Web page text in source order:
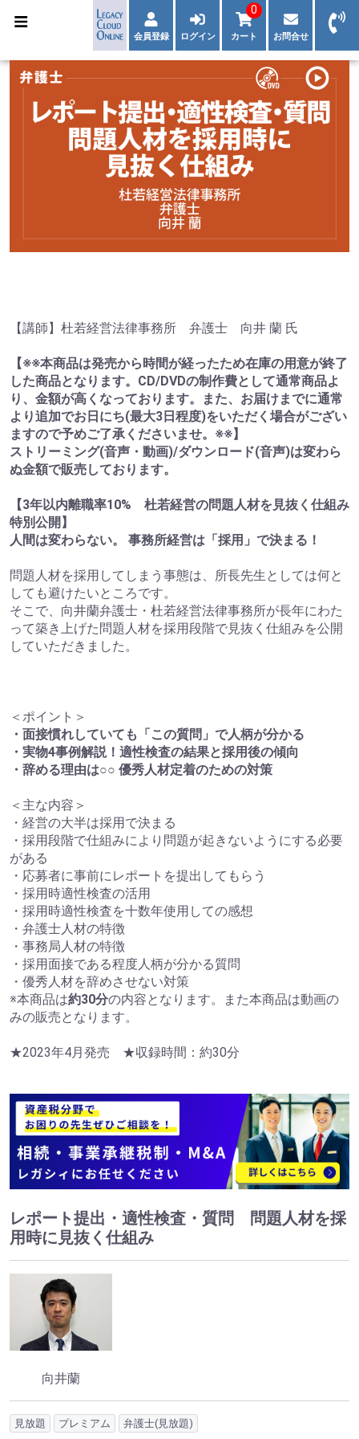
会員登録 ログイン カート
0
お問合せ
【講師】杜若経営法律事務所 弁護士 向井 蘭 氏
【※※本商品は発売から時間が経ったため在庫の用意が終了
した商品となります。CD/DVDの制作費として通常商品よ
り、金額が高くなっております。また、お届けまでに通常
より追加でお日にち(最大3日程度)をいただく場合がござい
ますので予めご了承くださいませ。※※】
ストリーミング(音声・動画)/ダウンロード(音声)は変わら
ぬ金額で販売しております。
【3年以内離職率10% 杜若経営の問題人材を見抜く仕組み
特別公開】
人間は変わらない。 事務所経営は「採用」で決まる！
問題人材を採用してしまう事態は、所長先生としては何と
しても避けたいところです。
そこで、向井蘭弁護士・杜若経営法律事務所が長年にわた
って築き上げた問題人材を採用段階で見抜く仕組みを公開
していただきました。
＜ポイント＞
・面接慣れしていても「この質問」で人柄が分かる
・実物4事例解説！適性検査の結果と採用後の傾向
・辞める理由は○○ 優秀人材定着のための対策
＜主な内容＞
・経営の大半は採用で決まる
・採用段階で仕組みにより問題が起きないようにする必要
がある
・応募者に事前にレポートを提出してもらう
・採用時適性検査の活用
・採用時適性検査を十数年使用しての感想
・弁護士人材の特徴
・事務局人材の特徴
・採用面接である程度人柄が分かる質問
・優秀人材を辞めさせない対策
※本商品は約30分の内容となります。また本商品は動画の
みの販売となります。
★2023年4月発売 ★収録時間：約30分
レポート提出・適性検査・質問 問題人材を採
用時に見抜く仕組み
向井蘭
見放題 プレミアム 弁護士(見放題)